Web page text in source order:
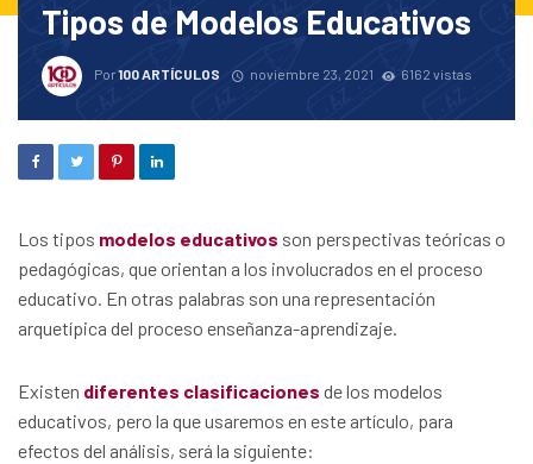
Tipos de Modelos Educativos
Por100 ARTÍCULOS noviembre 23, 2021 6162 vistas
Los tipos modelos educativos son perspectivas teóricas o
pedagógicas, que orientan a los involucrados en el proceso
educativo. En otras palabras son una representación
arquetípica del proceso enseñanza-aprendizaje.
Existen diferentes clasificaciones de los modelos
educativos, pero la que usaremos en este artículo, para
efectos del análisis, será la siguiente: